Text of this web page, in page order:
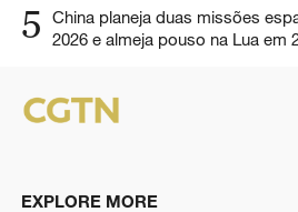
5
China planeja duas missões
2026 e almeja pouso na Lua em
EXPLORE MORE